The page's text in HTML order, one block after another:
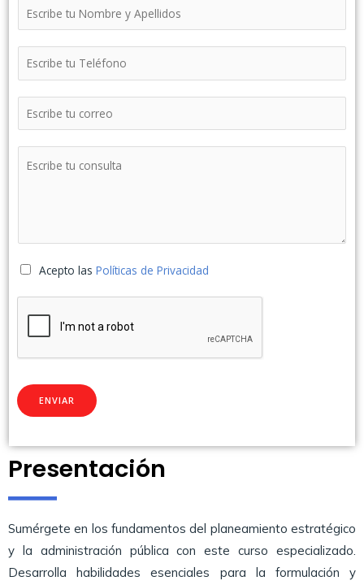
Presentación
Sumérgete en los fundamentos del planeamiento estratégico
y la administración pública con este curso especializado.
Desarrolla habilidades esenciales para la formulación y
Acepto las Políticas de Privacidad
ENVIAR